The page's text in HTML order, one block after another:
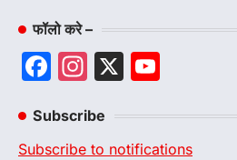
फॉलो करे –
Facebook
Instagram
X
Subscribe
Subscribe to notifications